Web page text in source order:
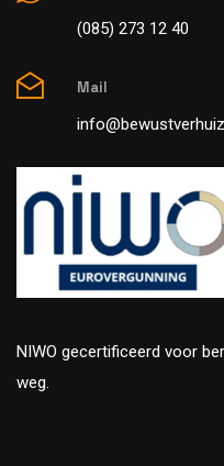
(085) 273 12 40
Mail
NIWO gecertificeerd voor
weg.